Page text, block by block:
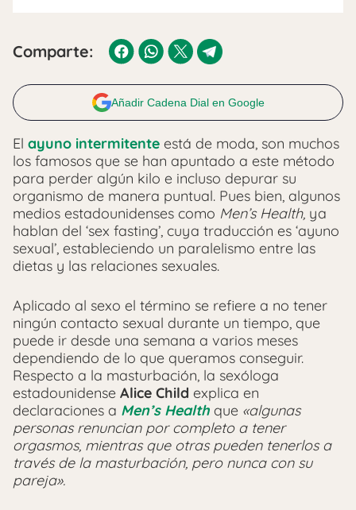
Comparte:
Añadir Cadena Dial en Google
El ayuno intermitente está de moda, son muchos
los famosos que se han apuntado a este método
para perder algún kilo e incluso depurar su
organismo de manera puntual. Pues bien, algunos
medios estadounidenses como Men’s Health, ya
hablan del ‘sex fasting’, cuya traducción es ‘ayuno
sexual’, estableciendo un paralelismo entre las
dietas y las relaciones sexuales.
Aplicado al sexo el término se refiere a no tener
ningún contacto sexual durante un tiempo, que
puede ir desde una semana a varios meses
dependiendo de lo que queramos conseguir.
Respecto a la masturbación, la sexóloga
estadounidense Alice Child explica en
declaraciones a Men’s Health que «algunas
personas renuncian por completo a tener
orgasmos, mientras que otras pueden tenerlos a
través de la masturbación, pero nunca con su
pareja».